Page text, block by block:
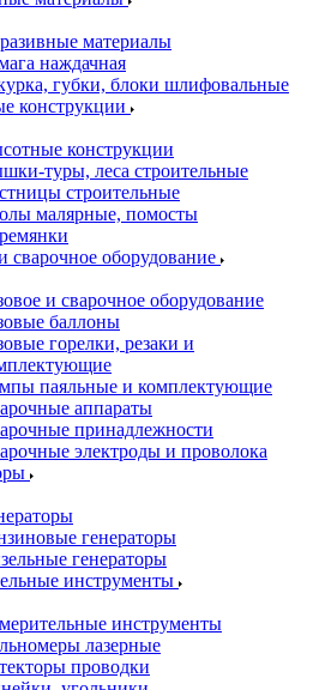
материалы
наждачная
губки, блоки шлифовальные
конструкции
конструкции
туры, леса строительные
строительные
малярные, помосты
сварочное оборудование
и сварочное оборудование
баллоны
горелки, резаки и
паяльные и комплектующие
аппараты
принадлежности
электроды и проволока
генераторы
генераторы
инструменты
инструменты
лазерные
проводки